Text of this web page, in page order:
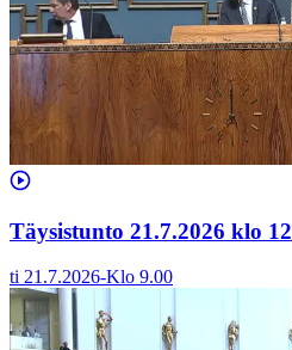
Täysistunto 21.7.2026 klo 12
ti 21.7.2026-Klo 9.00